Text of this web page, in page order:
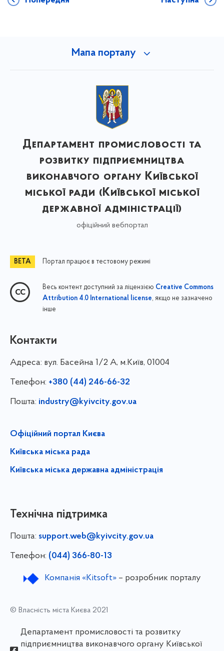
Мапа порталу
Департамент промисловості та
розвитку підприємництва
виконавчого органу Київської
міської ради (Київської міської
державної адміністрації)
офіційний вебпортал
Портал працює в тестовому режимі
Весь контент доступний за ліцензією Creative Commons
Attribution 4.0 International license, якщо не зазначено
інше
Контакти
Адреса: вул. Басейна 1/⁠2 А, м.Київ, 01004
Телефон: +380 (44) 246-66-32
Пошта: industry@kyivcity.gov.ua
Офіційний портал Києва
Київська міська рада
Київська міська державна адміністрація
Технічна підтримка
Пошта: support.web@kyivcity.gov.ua
Телефон: (044) 366-80-13
Компанія «Kitsoft»– розробник порталу
© Власність міста Києва 2021
Департамент промисловості та розвитку
підприємництва виконавчого органу Київської